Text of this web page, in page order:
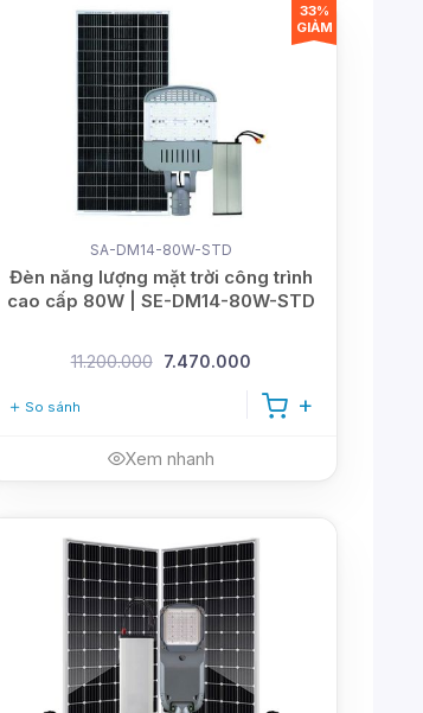
SA-DM14-80W-STD
Đèn năng lượng mặt trời công trình
cao cấp 80W | SE-DM14-80W-STD
11.200.000 7.470.000
So sánh
Xem nhanh
33%
GIẢM